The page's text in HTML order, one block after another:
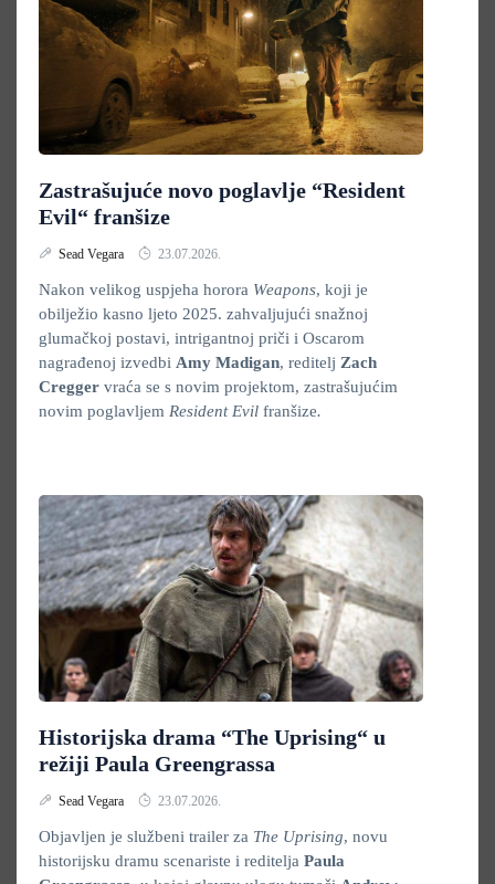
Zastrašujuće novo poglavlje “Resident
Evil“ franšize
Sead Vegara 23.07.2026.
Nakon velikog uspjeha horora Weapons, koji je
obilježio kasno ljeto 2025. zahvaljujući snažnoj
glumačkoj postavi, intrigantnoj priči i Oscarom
nagrađenoj izvedbi Amy Madigan, reditelj Zach
Cregger vraća se s novim projektom, zastrašujućim
novim poglavljem Resident Evil franšize.
Historijska drama “The Uprising“ u
režiji Paula Greengrassa
Sead Vegara 23.07.2026.
Objavljen je službeni trailer za The Uprising, novu
historijsku dramu scenariste i reditelja Paula